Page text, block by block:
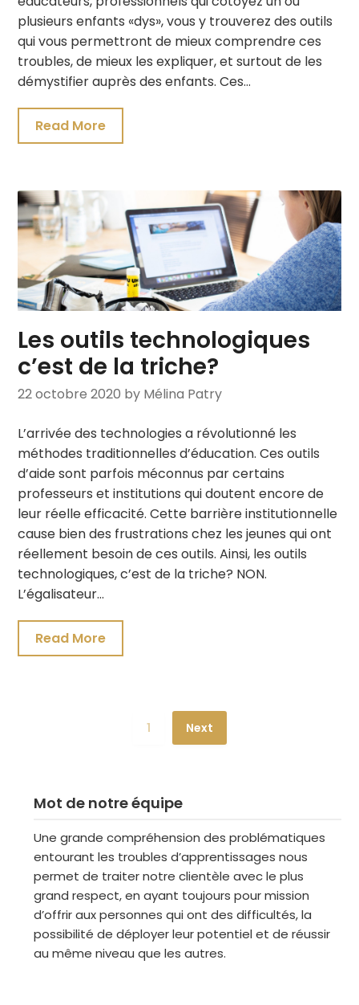
plusieurs enfants «dys», vous y trouverez des outils
qui vous permettront de mieux comprendre ces
troubles, de mieux les expliquer, et surtout de les
démystifier auprès des enfants. Ces…
Read More
Les outils technologiques
c’est de la triche?
22 octobre 2020 by Mélina Patry
L’arrivée des technologies a révolutionné les
méthodes traditionnelles d’éducation. Ces outils
d’aide sont parfois méconnus par certains
professeurs et institutions qui doutent encore de
leur réelle efficacité. Cette barrière institutionnelle
cause bien des frustrations chez les jeunes qui ont
réellement besoin de ces outils. Ainsi, les outils
technologiques, c’est de la triche? NON.
L’égalisateur…
Read More
1 Next
Mot de notre équipe
Une grande compréhension des problématiques
entourant les troubles d’apprentissages nous
permet de traiter notre clientèle avec le plus
grand respect, en ayant toujours pour mission
d’offrir aux personnes qui ont des difficultés, la
possibilité de déployer leur potentiel et de réussir
au même niveau que les autres.